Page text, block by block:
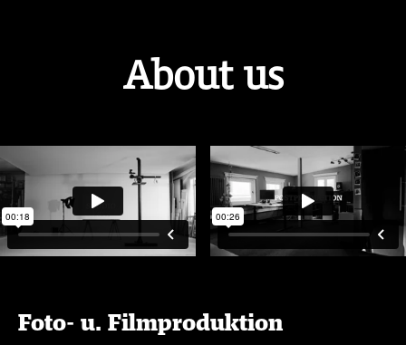
About us
Foto- u. Filmproduktion